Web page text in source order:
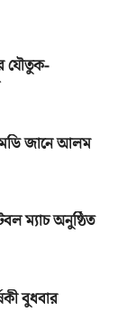
যৌতুক-
জানে আলম
ম্যাচ অনুষ্ঠিত
বুধবার